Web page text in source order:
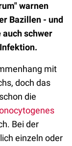
warnen
Bazillen - und
auch schwer
mit
doch das
die
Bei der
einzeln oder